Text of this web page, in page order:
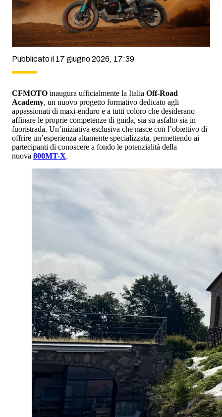
Pubblicato il 17 giugno 2026, 17:39
CFMOTO inaugura ufficialmente la Italia Off-Road
Academy, un nuovo progetto formativo dedicato agli
appassionati di maxi-enduro e a tutti coloro che desiderano
affinare le proprie competenze di guida, sia su asfalto sia in
fuoristrada. Un’iniziativa esclusiva che nasce con l’obiettivo di
offrire un’esperienza altamente specializzata, permettendo ai
partecipanti di conoscere a fondo le potenzialità della
nuova 800MT-X.